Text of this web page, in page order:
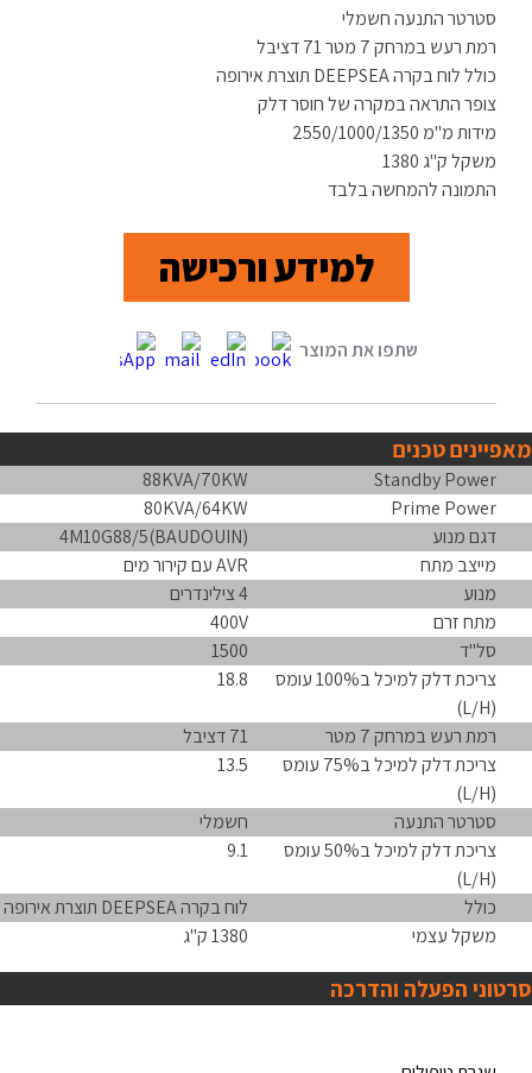
סטרטר התנעה חשמלי
רמת רעש במרחק 7 מטר 71 דציבל
כולל לוח בקרה DEEPSEA תוצרת אירופה
צופר התראה במקרה של חוסר דלק
מידות מ"מ 2550/1000/1350
משקל ק"ג 1380
התמונה להמחשה בלבד
למידע ורכישה
מאפיינים טכנים
Standby Power
88KVA/70KW
Prime Power
80KVA/64KW
דגם מנוע
4M10G88/5(BAUDOUIN)
מייצב מתח
AVR עם קירור מים
מנוע
4 צילינדרים
מתח זרם
400V
סל"ד
1500
צריכת דלק למיכל ב100% עומס
(L/H)
18.8
רמת רעש במרחק 7 מטר
71 דציבל
צריכת דלק למיכל ב75% עומס
(L/H)
13.5
סטרטר התנעה
חשמלי
צריכת דלק למיכל ב50% עומס
(L/H)
9.1
כולל
לוח בקרה DEEPSEA תוצרת אירופה
משקל עצמי
1380 ק"ג
סרטוני הפעלה והדרכה